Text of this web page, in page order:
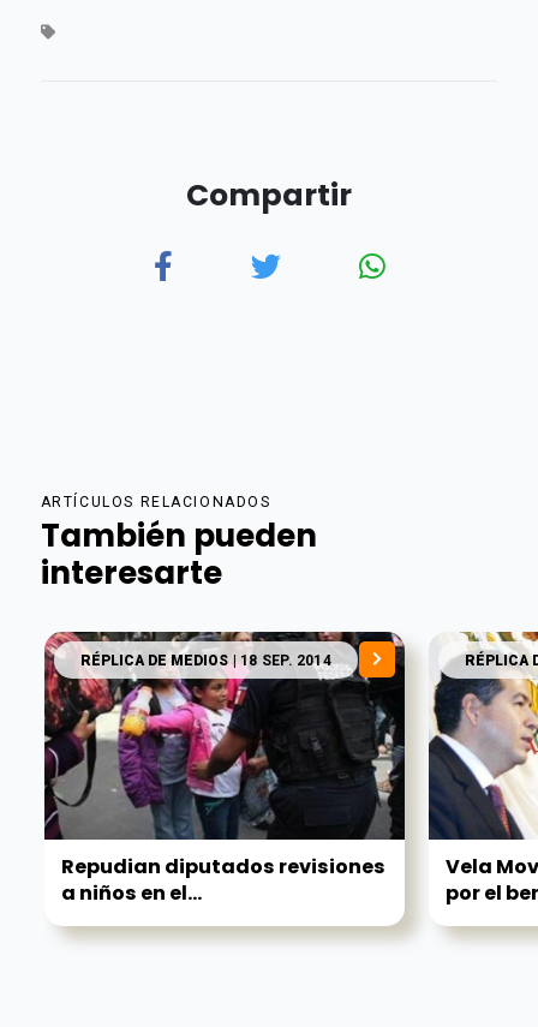
Compartir
ARTÍCULOS RELACIONADOS
También pueden
interesarte
RÉPLICA DE MEDIOS| 18 SEP. 2014
Repudian diputados revisiones
a niños en el...
RÉPLICA
Vela
por el